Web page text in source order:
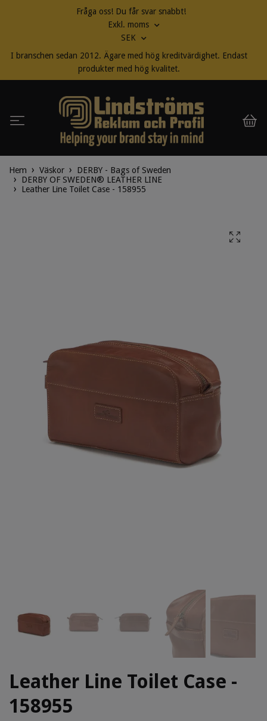
Fråga oss! Du får svar snabbt!
Exkl. moms
SEK
I branschen sedan 2012. Ägare med hög kreditvärdighet. Endast
produkter med hög kvalitet.
Hem Väskor
DERBY - Bags of Sweden
DERBY OF SWEDEN® LEATHER LINE
Leather Line Toilet Case - 158955
Leather Line Toilet Case -
158955